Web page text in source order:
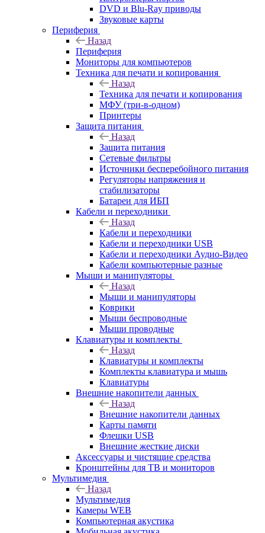
DVD и Blu-Ray приводы
Звуковые карты
Периферия
Назад
Периферия
Мониторы для компьютеров
Техника для печати и копирования
Назад
Техника для печати и копирования
МФУ (три-в-одном)
Принтеры
Защита питания
Назад
Защита питания
Сетевые фильтры
Источники бесперебойного питания
Регуляторы напряжения и
стабилизаторы
Батареи для ИБП
Кабели и переходники
Назад
Кабели и переходники
Кабели и переходники USB
Кабели и переходники Аудио-Видео
Кабели компьютерные разные
Мыши и манипуляторы
Назад
Мыши и манипуляторы
Коврики
Мыши беспроводные
Мыши проводные
Клавиатуры и комплекты
Назад
Клавиатуры и комплекты
Комплекты клавиатура и мышь
Клавиатуры
Внешние накопители данных
Назад
Внешние накопители данных
Карты памяти
Флешки USB
Внешние жесткие диски
Аксессуары и чистящие средства
Кронштейны для ТВ и мониторов
Мультимедия
Назад
Мультимедия
Камеры WEB
Компьютерная акустика